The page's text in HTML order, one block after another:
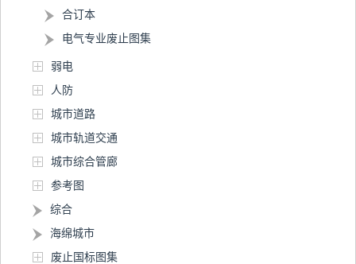
合订本
电气专业废止图集
弱电
人防
城市道路
城市轨道交通
城市综合管廊
参考图
综合
海绵城市
废止国标图集